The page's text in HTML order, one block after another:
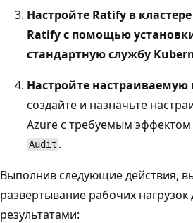
Настройте Ratify в
Ratify с помощью
стандартную службу
Настройте настраиваемую
создайте и назначьте
Azure с требуемым эффектом
Audit .
Выполнив следующие действия,
развертывание рабочих
результатами: